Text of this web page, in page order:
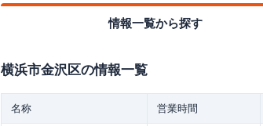
情報一覧から探す
横浜市金沢区の情報一覧
名称 営業時間